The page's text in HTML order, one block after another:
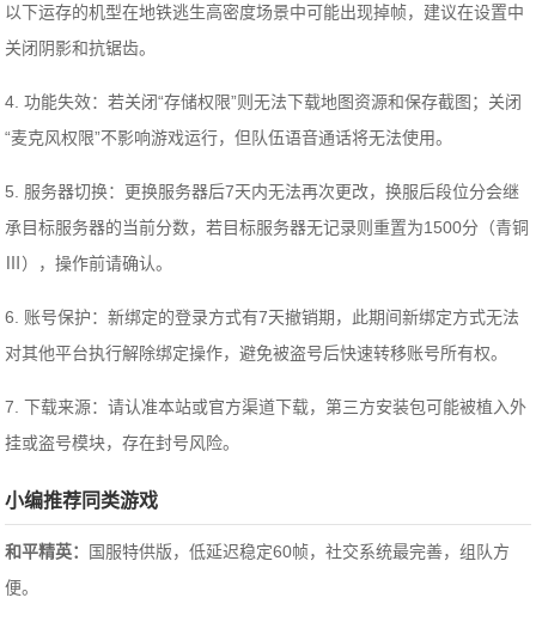
以下运存的机型在地铁逃生高密度场景中可能出现掉帧，建议在设置中
关闭阴影和抗锯齿。
4. 功能失效：若关闭“存储权限”则无法下载地图资源和保存截图；关闭
“麦克风权限”不影响游戏运行，但队伍语音通话将无法使用。
5. 服务器切换：更换服务器后7天内无法再次更改，换服后段位分会继
承目标服务器的当前分数，若目标服务器无记录则重置为1500分（青铜
Ⅲ），操作前请确认。
6. 账号保护：新绑定的登录方式有7天撤销期，此期间新绑定方式无法
对其他平台执行解除绑定操作，避免被盗号后快速转移账号所有权。
7. 下载来源：请认准本站或官方渠道下载，第三方安装包可能被植入外
挂或盗号模块，存在封号风险。
小编推荐同类游戏
和平精英： 国服特供版，低延迟稳定60帧，社交系统最完善，组队方
便。